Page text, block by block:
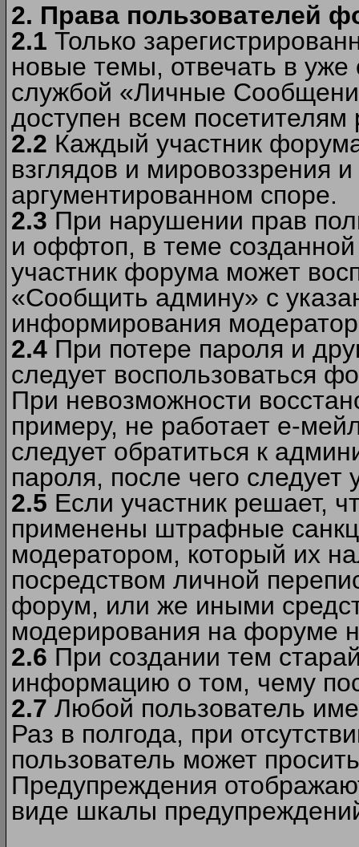
2. Права пользователей
2.1 Только
новые темы, отвечать в
службой «Личные
доступен всем посетителям
2.2 Каждый участник
взглядов и мировоззрения
аргументированном споре.
2.3 При нарушении прав
и оффтоп, в теме
участник форума может
«Сообщить админу» с
информирования
2.4 При потере пароля и
следует воспользоваться
При невозможности
примеру, не работает е-
следует обратиться к
пароля, после чего следует
2.5 Если участник решает,
применены штрафные
модератором, который их
посредством личной
форум, или же иными
модерирования на форуме
2.6 При создании тем
информацию о том, чему
2.7 Любой пользователь
Раз в полгода, при
пользователь может
Предупреждения
виде шкалы